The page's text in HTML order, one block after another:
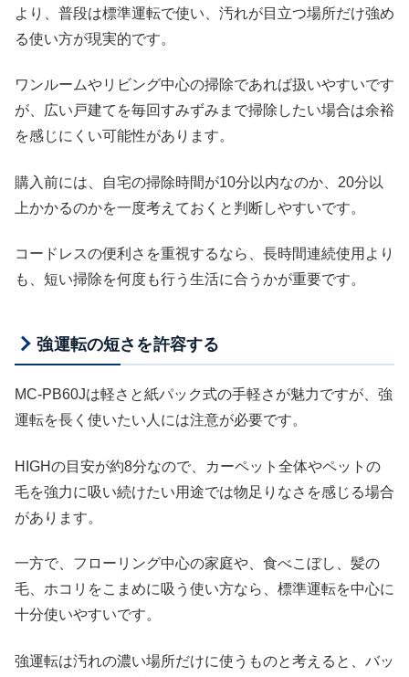
より、普段は標準運転で使い、汚れが目立つ場所だけ強め
る使い方が現実的です。
ワンルームやリビング中心の掃除であれば扱いやすいです
が、広い戸建てを毎回すみずみまで掃除したい場合は余裕
を感じにくい可能性があります。
購入前には、自宅の掃除時間が10分以内なのか、20分以
上かかるのかを一度考えておくと判断しやすいです。
コードレスの便利さを重視するなら、長時間連続使用より
も、短い掃除を何度も行う生活に合うかが重要です。
強運転の短さを許容する
MC-PB60Jは軽さと紙パック式の手軽さが魅力ですが、強
運転を長く使いたい人には注意が必要です。
HIGHの目安が約8分なので、カーペット全体やペットの
毛を強力に吸い続けたい用途では物足りなさを感じる場合
があります。
一方で、フローリング中心の家庭や、食べこぼし、髪の
毛、ホコリをこまめに吸う使い方なら、標準運転を中心に
十分使いやすいです。
強運転は汚れの濃い場所だけに使うものと考えると、バッ